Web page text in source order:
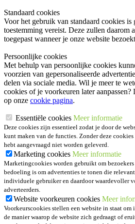
Standaard cookies
Voor het gebruik van standaard cookies is
toestemming vereist. Deze zullen daarom
toegepast wanneer je onze website
Persoonlijke cookies
Met behulp van persoonlijke cookies
voorzien van gepersonaliseerde
delen via sociale media. Wil je meer te
cookies of je voorkeuren later
op onze cookie pagina.
Essentiële cookies Meer informatie
Deze cookies zijn essentieel zodat je door de
kunt maken van de functies. Zonder deze
hebt aangevraagd niet worden geleverd.
Marketing cookies Meer informatie
Marketingcookies worden gebruikt om
bedoeling is om advertenties te tonen die
individuele gebruiker en daardoor waardevoller
adverteerders.
Website voorkeuren cookies Meer
Voorkeurscookies stellen een website in staat
de manier waarop de website zich gedraagt of